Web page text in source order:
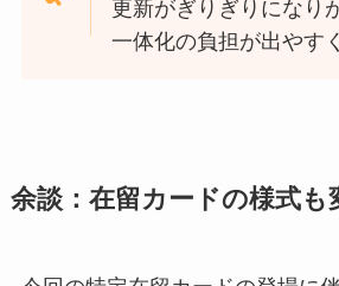
更新がぎりぎりになり
一体化の負担が出やす
余談：在留カードの様式も